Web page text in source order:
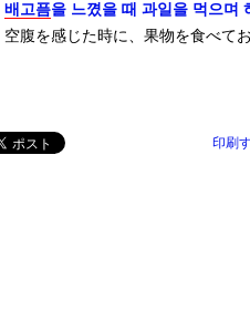
배고픔을 느꼈을 때 과일을 먹으며
空腹を感じた時に、果物を食べて
印刷